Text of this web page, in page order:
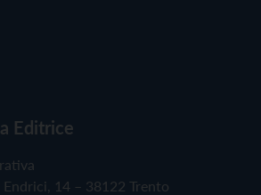
Editrice
14 – 38122 Trento